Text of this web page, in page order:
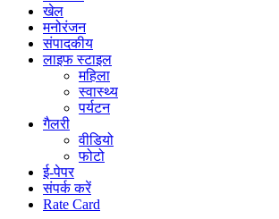
खेल
मनोरंजन
संपादकीय
लाइफ स्टाइल
महिला
स्वास्थ्य
पर्यटन
गैलरी
वीडियो
फोटो
ई-पेपर
संपर्क करें
Rate Card